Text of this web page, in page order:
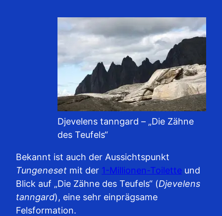
Djevelens tanngard – „Die Zähne
des Teufels“
Bekannt ist auch der Aussichtspunkt
Tungeneset mit der 1-Millionen-Toilette und
Blick auf „Die Zähne des Teufels“ (Djevelens
tanngard), eine sehr einprägsame
Felsformation.